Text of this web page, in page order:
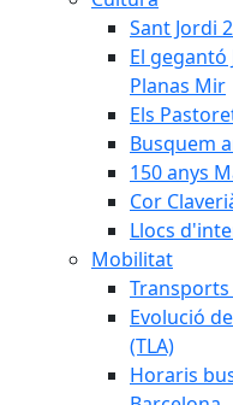
Sant Jordi
El gegantó
Planas Mir
Els
Busquem
150 anys
Cor
Llocs
Mobilitat
Transports
Evolució
(TLA)
Horaris